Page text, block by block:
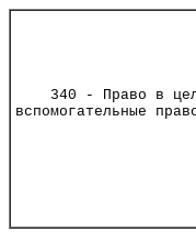
340 - Право в
вспомогательные